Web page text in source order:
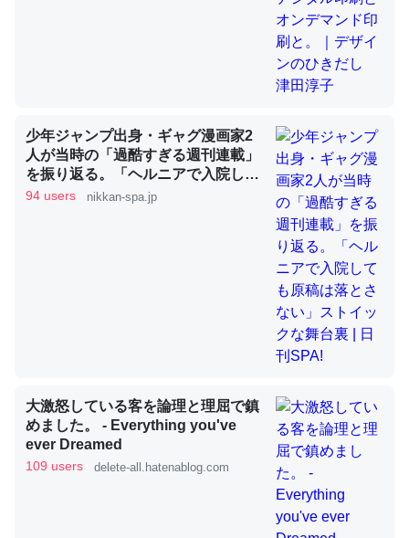
─GPTの仕組みと限界についての考察（１） - conceptualization
昆虫ってカルシウム少ないのか。知らんかった。調べたら
コオロギのカルシウム分はエビの600分の1程度。
─ニュース :: 【研究発表】昆虫学の大問題＝「昆虫はなぜ海にいな
論文では「淡水はカルシウムも酸素も不足してて両方に不
利だから両方が拮抗してるのでは」とあって面白い。海に
いる鋏角類（カブトガニ・ウミグモ）はカルシウムを使わ
─ニュース :: 【研究発表】昆虫学の大問題＝「昆虫はなぜ海にいな
いのか」に関する新仮説
これを元に考えるとカルシウムを大量に使う脊椎動物と貝
少年ジャンプ出身・ギャグ漫画家2
人が当時の「過酷すぎる週刊連載」
を振り返る。「ヘルニアで入院して
も原稿は落とさない」ストイックな
94 users nikkan-spa.jp
大激怒している客を論理と理屈で鎮
めました。 - Everything you've
ever Dreamed
109 users delete-all.hatenablog.com